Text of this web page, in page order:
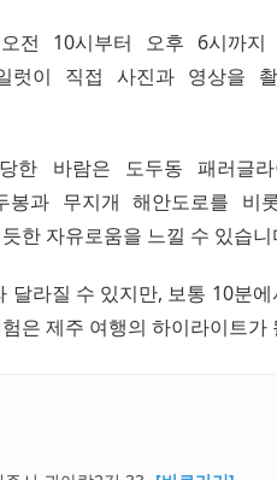
전 10시부터 오후 6시까지
럿이 직접 사진과 영상을
한 바람은 도두동 패러글
과 무지개 해안도로를 비
한 자유로움을 느낄 수 있습니
달라질 수 있지만, 보통 10분
은 제주 여행의 하이라이트가